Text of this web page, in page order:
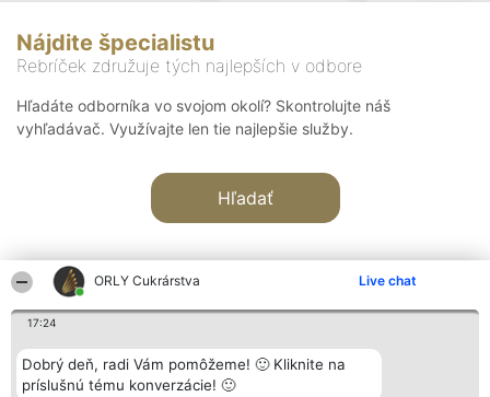
ORLY Cukrárstva Live chat
17:24
Dobrý deň, radi Vám pomôžeme! 🙂 Kliknite na
príslušnú tému konverzácie! 🙂
Nájdite špecialistu
Rebríček združuje tých najlepších v odbore
Hľadáte odborníka vo svojom okolí? Skontrolujte náš
vyhľadávač. Využívajte len tie najlepšie služby.
Hľadať
Organizátor hodnotenia
Bright Side Solutions sp. z o.
o. sp. k.
Hodnotenie
Laureáti
Lista
Kontakt
Kontakt